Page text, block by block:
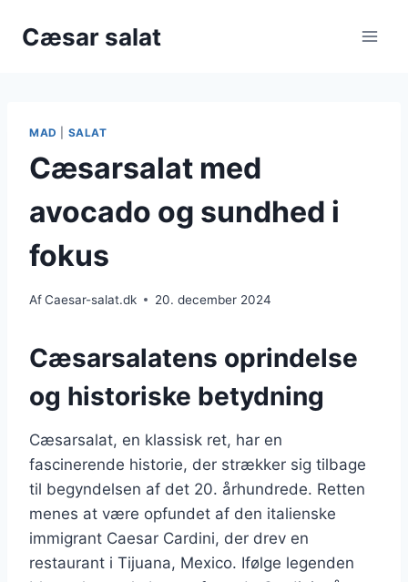
Cæsar salat
MAD SALAT
Cæsarsalat med
avocado og sundhed i
fokus
AfCaesar-salat.dk 20. december 2024
Cæsarsalatens oprindelse
og historiske betydning
Cæsarsalat, en klassisk ret, har en
fascinerende historie, der strækker sig tilbage
til begyndelsen af det 20. århundrede. Retten
menes at være opfundet af den italienske
immigrant Caesar Cardini, der drev en
restaurant i Tijuana, Mexico. Ifølge legenden